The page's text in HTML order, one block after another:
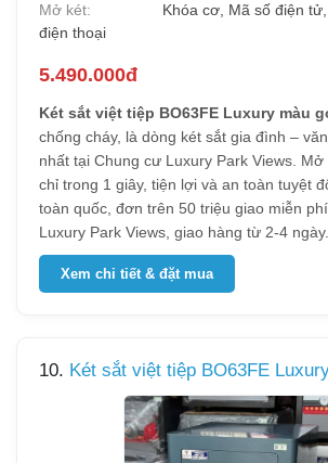
Mở két:
Khóa cơ, Mã số điện
điện thoại
5.490.000đ
Két sắt việt tiệp BO63FE Luxury màu
chống cháy, là dòng két sắt gia đình –
nhất tại Chung cư Luxury Park Views.
chỉ trong 1 giây, tiện lợi và an toàn tuyệt
toàn quốc, đơn trên 50 triệu giao miễn
Luxury Park Views, giao hàng từ 2-4 ngày.
Xem chi tiết & đặt mua
10. Két sắt việt tiệp BO63FE